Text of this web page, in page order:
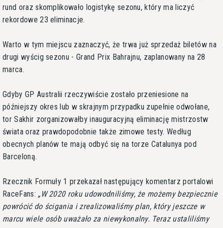
rund oraz skomplikowało logistykę sezonu, który ma liczyć
rekordowe 23 eliminacje.
Warto w tym miejscu zaznaczyć, że trwa już sprzedaż biletów na
drugi wyścig sezonu - Grand Prix Bahrajnu, zaplanowany na 28
marca.
Gdyby GP Australii rzeczywiście zostało przeniesione na
późniejszy okres lub w skrajnym przypadku zupełnie odwołane,
tor Sakhir zorganizowałby inauguracyjną eliminację mistrzostw
świata oraz prawdopodobnie także zimowe testy. Według
obecnych planów te mają odbyć się na torze Catalunya pod
Barceloną.
Rzecznik Formuły 1 przekazał następujący komentarz portalowi
RaceFans:
W 2020 roku udowodniliśmy, że możemy bezpiecznie
powrócić do ścigania i zrealizowaliśmy plan, który jeszcze w
marcu wiele osób uważało za niewykonalny. Teraz ustaliliśmy